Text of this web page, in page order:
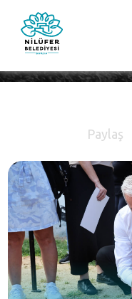
Paylaş